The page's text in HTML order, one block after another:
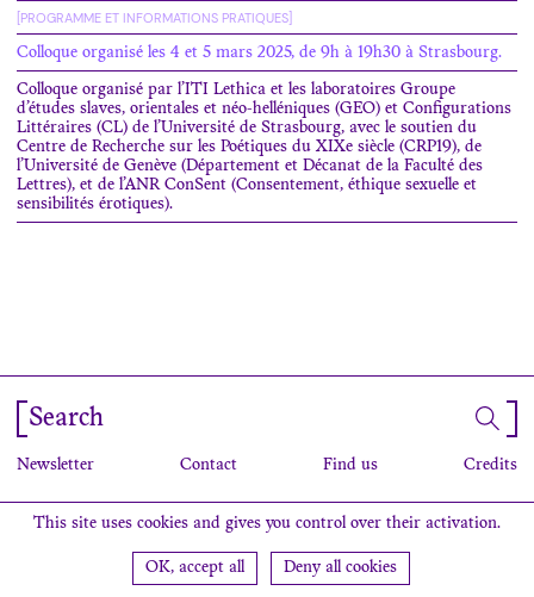
[PROGRAMME ET INFORMATIONS PRATIQUES]
Colloque organisé les 4 et 5 mars 2025, de 9h à 19h30 à Strasbourg.
Colloque organisé par l’ITI Lethica et les laboratoires Groupe
d’études slaves, orientales et néo-helléniques (GEO) et Configurations
Littéraires (CL) de l’Université de Strasbourg, avec le soutien du
Centre de Recherche sur les Poétiques du XIXe siècle (CRP19), de
l’Université de Genève (Département et Décanat de la Faculté des
Lettres), et de l’ANR ConSent (Consentement, éthique sexuelle et
sensibilités érotiques).
Search
Newsletter Contact Find us Credits
This site uses cookies and gives you control over their activation.
OK, accept all Deny all cookies